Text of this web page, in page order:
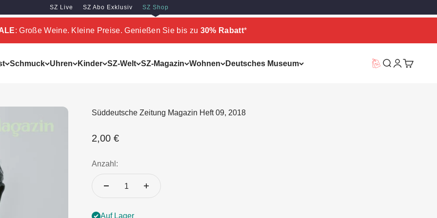
SZ Live SZ Abo Exklusiv SZ Shop
: Große Weine. Kleine Preise. Genießen Sie bis zu 30% Rabatt*
Schmuck Uhren Kinder SZ-Welt SZ-Magazin Wohnen Deutsches Museum Vorteilswelt
Suche
Süddeutsche Zeitung Magazin Heft 09, 2018
Angebot
2,00 €
Anzahl:
Auf Lager